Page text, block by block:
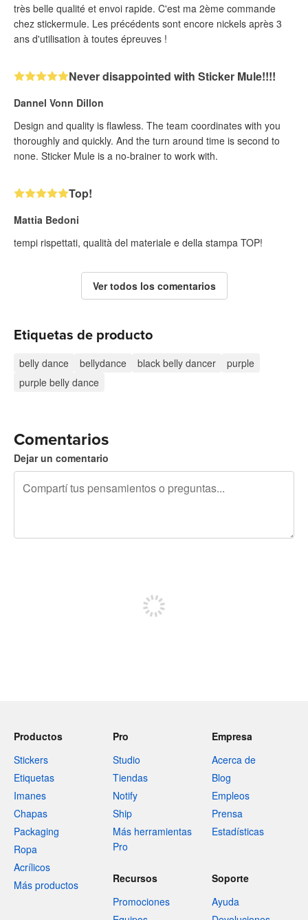
très belle qualité et envoi rapide. C'est ma 2ème commande
chez stickermule. Les précédents sont encore nickels après 3
ans d'utilisation à toutes épreuves !
Never disappointed with Sticker Mule!!!!
Dannel Vonn Dillon
Design and quality is flawless. The team coordinates with you
thoroughly and quickly. And the turn around time is second to
none. Sticker Mule is a no-brainer to work with.
Top!
Mattia Bedoni
tempi rispettati, qualità del materiale e della stampa TOP!
Ver todos los comentarios
Etiquetas de producto
belly dance bellydance black belly dancer
purple
purple belly dance
Comentarios
Dejar un comentario
Productos
Stickers
Etiquetas
Imanes
Chapas
Packaging
Ropa
Acrílicos
Más productos
Pro
Studio
Tiendas
Notify
Ship
Más herramientas
Pro
Empresa
Acerca de
Blog
Empleos
Prensa
Estadísticas
Recursos
Promociones
Soporte
Ayuda